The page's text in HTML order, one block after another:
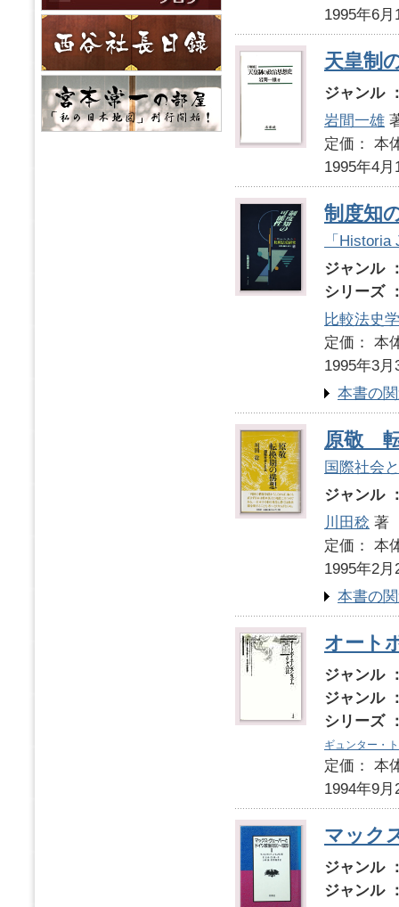
1995年6月
天皇制
ジャンル
岩間一雄
定価：
1995年4月
制度知
「
ジャンル
シリーズ
比較法史
定価：
1995年3月
本書の
原敬
国際社会
ジャンル
川田稔 著
定価：
1995年2月
本書の
オート
ジャンル
ジャンル
シリーズ
ギュンター・
定価：
1994年9月
マック
ジャンル
ジャンル